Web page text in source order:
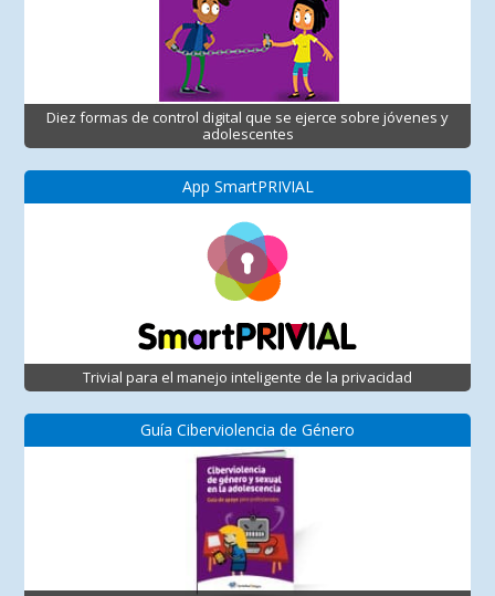
Diez formas de control digital que se ejerce sobre jóvenes y
adolescentes
App SmartPRIVIAL
Trivial para el manejo inteligente de la privacidad
Guía Ciberviolencia de Género